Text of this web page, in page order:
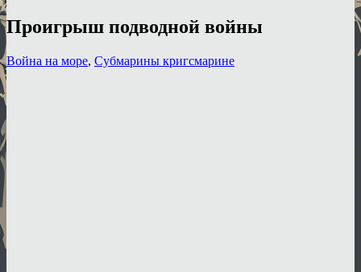
Проигрыш подводной войны
Война на море, Субмарины кригсмарине